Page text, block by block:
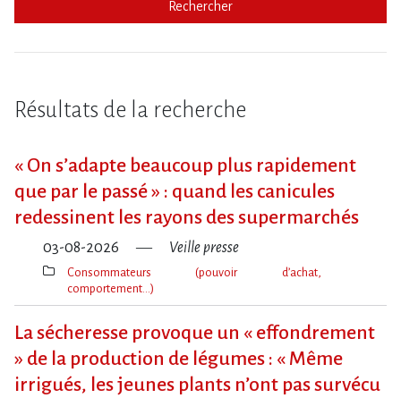
Rechercher
Résultats de la recherche
« On s​‌’adapte beaucoup plus rapidement
que par le passé » : quand les canicules
redessinent les rayons des supermarchés
03-08-2026 Veille presse
Thèmes(s)
Consommateurs (pouvoir d’achat,
comportement…)
La sécheresse provoque un « effondrement
» de la production de légumes : « Même
irrigués, les jeunes plants n’ont pas survécu